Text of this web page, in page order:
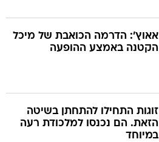
אאוץ': הדרמה הכואבת של מיכל
הקטנה באמצע ההופעה
זוגות התחילו להתחתן בשיטה
הזאת. הם נכנסו למלכודת רעה
במיוחד